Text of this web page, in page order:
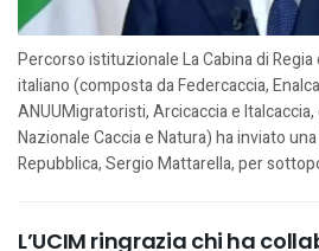
Percorso istituzionale La Cabina di
italiano (composta da Federcaccia,
ANUUMigratoristi, Arcicaccia e
Nazionale Caccia e Natura) ha inviato
Repubblica, Sergio Mattarella, per
L’UCIM ringrazia chi ha